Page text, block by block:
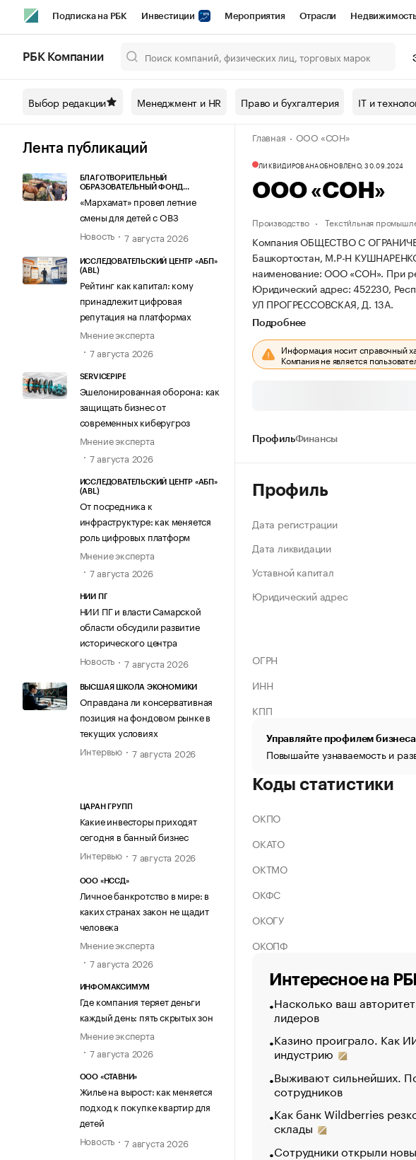
Подписка на РБК Инвестиции Мероприятия Отрасли
Спецпроекты СПб Конференции СПб Спецпроекты Проверка
Технологии и медиа Рынок наличной валюты
РБК Компании
Выбор редакции Менеджмент и HR Право и бухгалтерия IT и
Лента публикаций
БЛАГОТВОРИТЕЛЬНЫЙ
ОБРАЗОВАТЕЛЬНЫЙ ФОНД
«Мархамат» провел летние
смены для детей с ОВЗ
Новость
7 августа 2026
ИССЛЕДОВАТЕЛЬСКИЙ ЦЕНТР «АБП»
(ABL)
Рейтинг как капитал: кому
принадлежит цифровая
репутация на платформах
Мнение эксперта
7 августа 2026
SERVICEPIPE
Эшелонированная оборона: как
защищать бизнес от
современных киберугроз
Мнение эксперта
7 августа 2026
ИССЛЕДОВАТЕЛЬСКИЙ ЦЕНТР «АБП»
(ABL)
От посредника к
инфраструктуре: как меняется
роль цифровых платформ
Мнение эксперта
7 августа 2026
НИИ ПГ
НИИ ПГ и власти Самарской
области обсудили развитие
исторического центра
Новость
7 августа 2026
ВЫСШАЯ ШКОЛА ЭКОНОМИКИ
Оправдана ли консервативная
позиция на фондовом рынке в
текущих условиях
Интервью
7 августа 2026
ЦАРАН ГРУПП
Какие инвесторы приходят
сегодня в банный бизнес
Интервью
7 августа 2026
ООО «НССД»
Личное банкротство в мире: в
каких странах закон не щадит
человека
Мнение эксперта
7 августа 2026
ИНФОМАКСИМУМ
Где компания теряет деньги
каждый день: пять скрытых зон
Мнение эксперта
7 августа 2026
ООО «СТАВНИ»
Жилье на вырост: как меняется
подход к покупке квартир для
детей
Новость
7 августа 2026
Главная ООО «СОН»
ЛИКВИДИРОВАНАОБНОВЛЕНО, 30.09.2024
ООО «СОН»
Производство Тексти́льная
Компания ОБЩЕСТВО С
Башкортостан, М.Р-Н
наименование: ООО «СОН». При
Юридический адрес: 452230,
УЛ ПРОГРЕССОВСКАЯ, Д. 13А.
Подробнее
Информация носит справочный
Компания не является
ПрофильФинансы
Профиль
Дата регистрации
Дата ликвидации
Уставной капитал
Юридический адрес
ОГРН
ИНН
КПП
Управляйте профилем
Повышайте узнаваемость и
Коды статистики
ОКПО
ОКАТО
ОКТМО
ОКФС
ОКОГУ
ОКОПФ
Интересное на
Насколько ваш
лидеров
Казино проиграло. Как
индустрию
Выживают сильнейших.
сотрудников
Как банк Wildberries
склады
Сотрудники открыли